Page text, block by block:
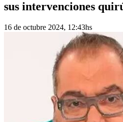
sus intervenciones
16 de octubre 2024, 12:43hs